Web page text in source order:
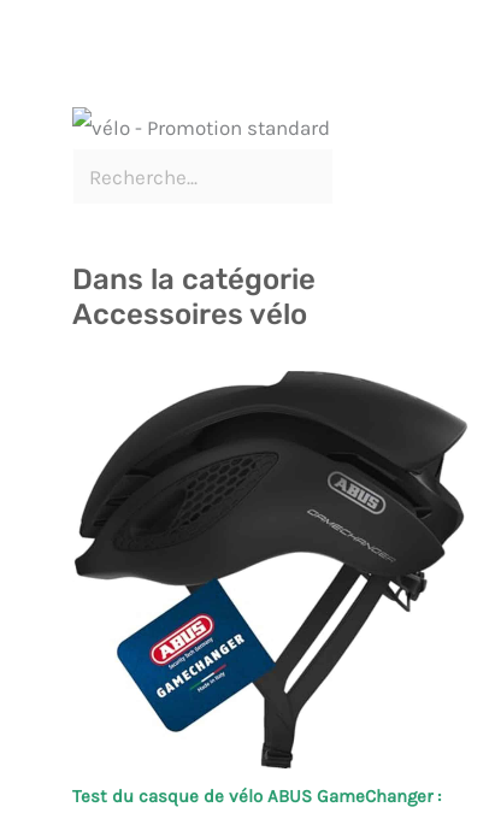
Dans la catégorie
Accessoires vélo
Test du casque de vélo ABUS GameChanger :